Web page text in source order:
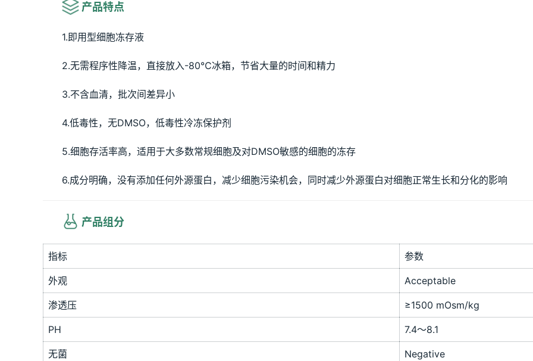
产品特点
1.即用型细胞冻存液
2.无需程序性降温，直接放入-80℃冰箱，节省大量的时间和精力
3.不含血清，批次间差异小
4.低毒性，无DMSO，低毒性冷冻保护剂
5.细胞存活率高，适用于大多数常规细胞及对DMSO敏感的细胞的冻存
6.成分明确，没有添加任何外源蛋白，减少细胞污染机会，同时减少外源蛋白对细胞正常生长和分化的影响
产品组分
指标 参数
外观 Acceptable
渗透压 ≥1500 mOsm/kg
PH 7.4～8.1
无菌 Negative